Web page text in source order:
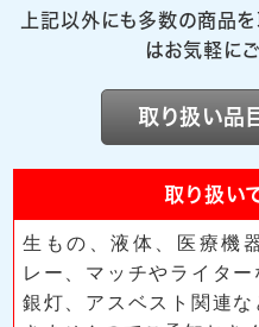
上記以外にも多数の商品を
はお気軽に
取り扱い品
取り扱い
生もの、液体、医療機
レー、マッチやライタ
銀灯、アスベスト関連